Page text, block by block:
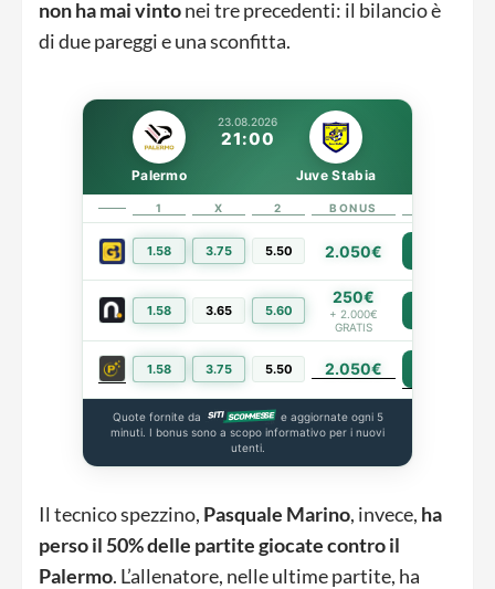
non ha mai vintonei tre precedenti: il bilancio è
di due pareggi e una sconfitta.
23.08.2026
21:00
Palermo Juve Stabia
1 X 2 BONUS
1.58 3.75 5.50 2.050€
1.58 3.65 5.60
250€
+ 2.000€
GRATIS
1.58 3.75 5.50 2.050€
Quote fornite da
e aggiornate ogni 5
minuti. I bonus sono a scopo informativo per i nuovi
utenti.
Il tecnico spezzino, Pasquale Marino, invece, ha
perso il 50% delle partite giocate contro il
Palermo. L’allenatore, nelle ultime partite, ha